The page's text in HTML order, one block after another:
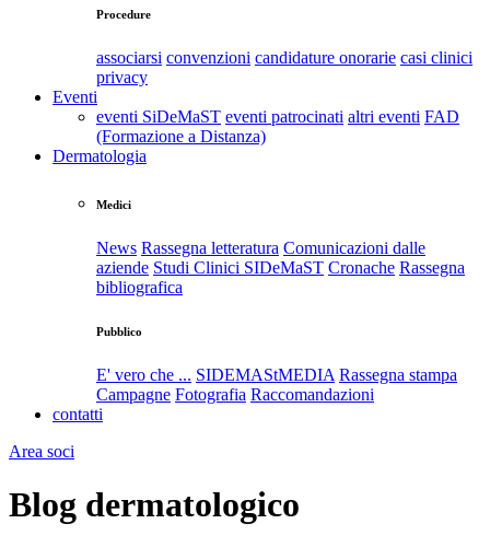
Procedure
associarsi convenzioni candidature onorarie casi clinici
privacy
Eventi
eventi SiDeMaST eventi patrocinati altri eventi FAD
(Formazione a Distanza)
Dermatologia
Medici
News Rassegna letteratura Comunicazioni dalle
aziende Studi Clinici SIDeMaST Cronache Rassegna
bibliografica
Pubblico
E' vero che ... SIDEMAStMEDIA Rassegna stampa
Campagne Fotografia Raccomandazioni
contatti
Area soci
Blog dermatologico